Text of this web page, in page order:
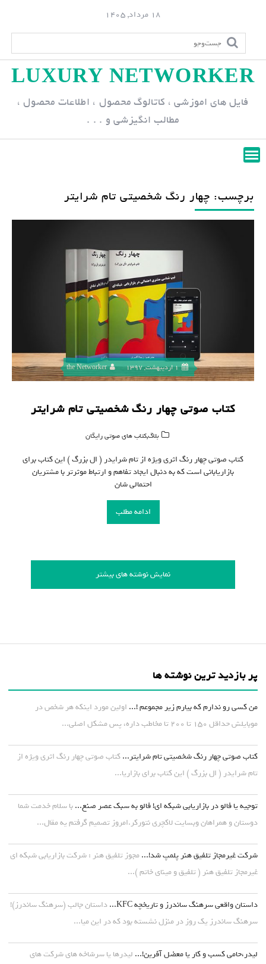
p
n
18 مرداد, 1405
LUXURY NETWORKER
فایل های اموزشی ، کاتالوگ محصول ، اطلاعات محصول ،
مطالب انگیزشی و . . .
برچسب: چهار رنگ شخصیتی تام شرایتر
1 اردیبهشت, 1397 the Networker
کتاب صوتی چهار رنگ شخصیتی تام شرایتر
بلاگ,کتاب های صوتی رایگان
کتاب صوتی چهار رنگ اثری ویژه از تام شرایدر ( ال بزرگ ) این کتاب برای
بازاریابانی است که به دنبال ایجاد تفاهم و ارتباط موثرتر با مشتریان
احتمالی شان
ادامه مطلب
نمایش نوشته های بیشتر
پر بازدید ترین نوشته ها
من کسی رو ندارم که بیارم زیر مجموعم !... اولین مورد اینکه هر شخص در
موبایلش حداقل ۱۵۰ تا ۲۰۰ تا مخاطب داره، پس مشکل اصلی...
کتاب صوتی چهار رنگ شخصیتی تام شرایتر... کتاب صوتی چهار رنگ اثری ویژه از
تام شرایدر ( ال بزرگ ) این کتاب برای بازاریا...
توجیه یا فالو در بازاریابی شبکه ای! فالو به سبک عصر صنع... با سلام خدمت شما
دوستان و همراهان وبسایت لاکچری نتورکر.امروز تصمیم گرفتم یه مقال...
شرکت غیرمجاز تلفیق هنر پلمپ شد!... مجوز تلفیق هنر : شرکت بازاریابی شبکه ای
غیرمجاز تلفیق هنر ( تلفیق و مینای خاتم )...
داستان واقعی سرهنگ ساندرز و تاریخچه KFC...
داستان جالب (سرهنگ ساندرز)!
سرهنگ ساندرز یک روز در منزل نشسته بود که در این میا...
لیدر،حامی کسب و کار یا معضل آفرین!... لیدرها یا سرشاخه های شرکت های